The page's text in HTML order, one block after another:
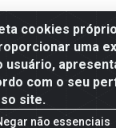
cookies
uma
usuário,
com o seu
site.
não essenciais
- todos os
motos
LTDA - CNPJ
2900 - Catolé,